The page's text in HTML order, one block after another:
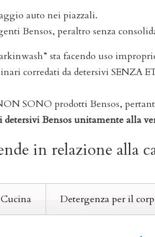
auto nei piazzali.
Bensos, peraltro senza
sta facendo uso
corredati da detersivi SENZA
SONO prodotti Bensos,
Bensos unitamente alla
in relazione alla
Cucina Detergenza per il